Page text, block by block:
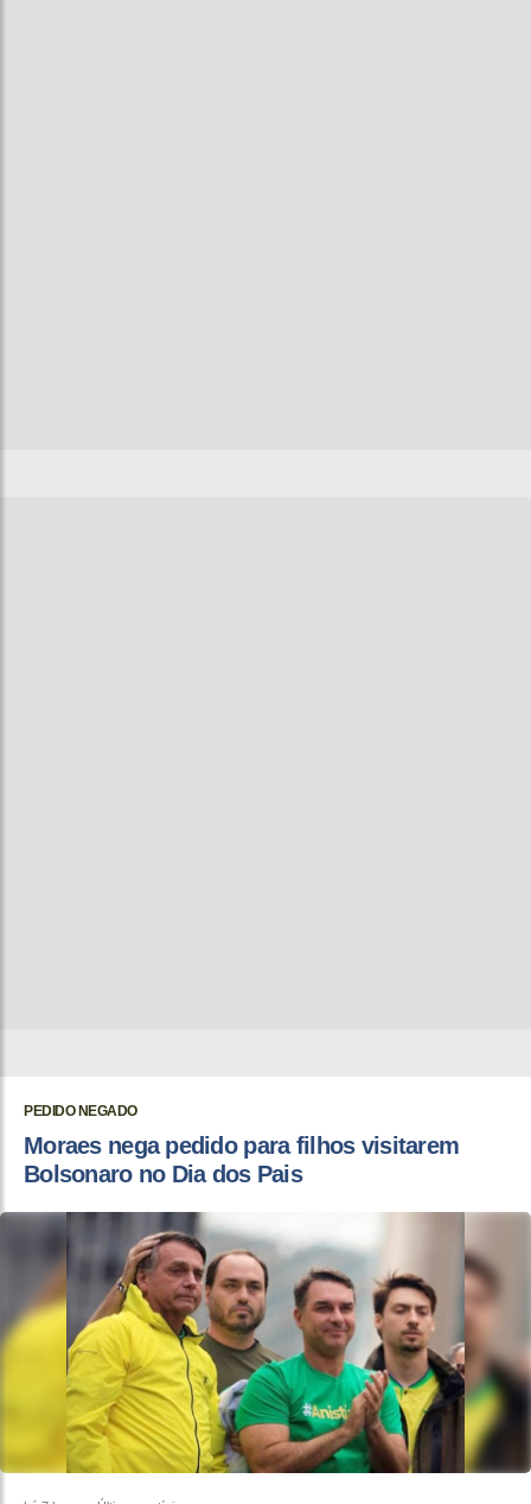
PEDIDO NEGADO
Moraes nega pedido para filhos visitarem
Bolsonaro no Dia dos Pais